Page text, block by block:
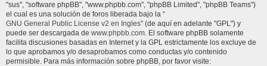
"sus", "software phpBB", "www.phpbb.com", "phpBB Limited", "phpBB Teams")
el cual es una solución de foros liberada bajo la “
GNU General Public License v2 en Ingles” (de aquí en adelante "GPL") y
puede ser descargada de www.phpbb.com. El software phpBB solamente
facilita discusiones basadas en Internet y la GPL estrictamente los excluye de
lo que aprobamos y/o desaprobamos como conductas y/o contenido
permisible. Para más información sobre phpBB, por favor visite: